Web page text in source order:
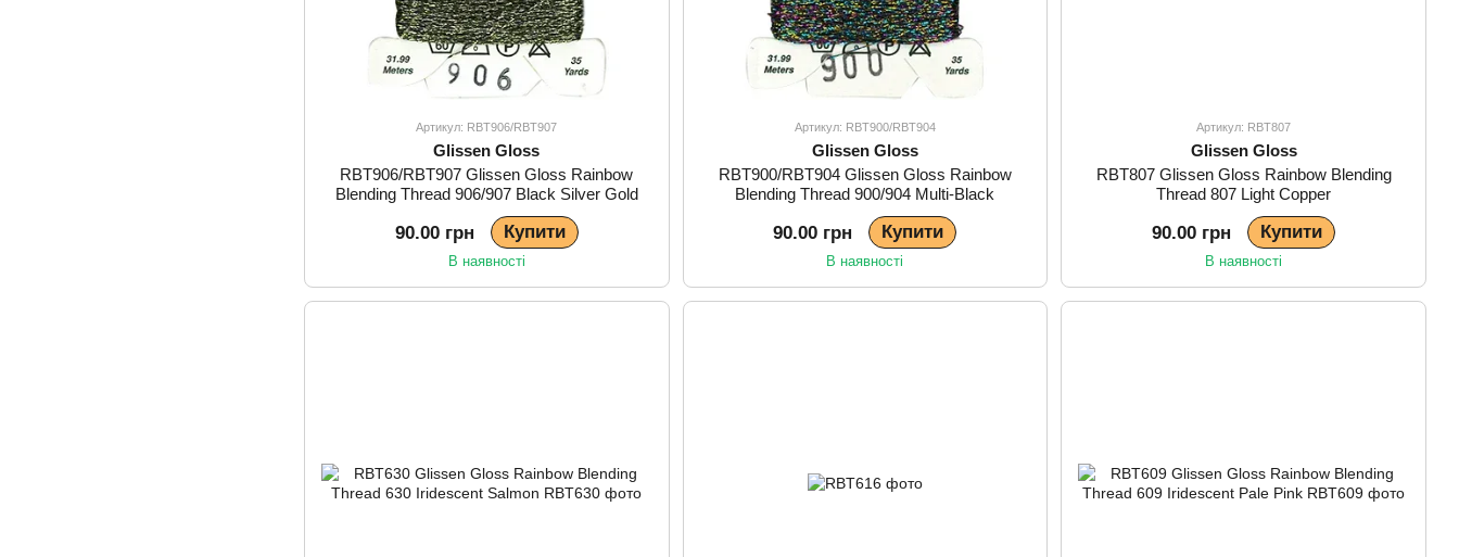
Артикул: RBT906/RBT907
Glissen Gloss
RBT906/RBT907 Glissen Gloss Rainbow
Blending Thread 906/907 Black Silver Gold
90.00 грн Купити
В наявності
Артикул: RBT900/RBT904
Glissen Gloss
RBT900/RBT904 Glissen Gloss Rainbow
Blending Thread 900/904 Multi-Black
90.00 грн Купити
В наявності
Артикул: RBT807
Glissen Gloss
RBT807 Glissen Gloss Rainbow Blending
Thread 807 Light Copper
90.00 грн Купити
В наявності